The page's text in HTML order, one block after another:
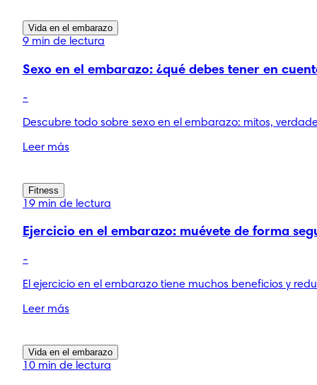
Vida en el embarazo
9 min de lectura
Sexo en el embarazo: ¿qué debes tener en
-
Descubre todo sobre sexo en el embarazo: mitos,
Leer más
Fitness
19 min de lectura
Ejercicio en el embarazo: muévete de forma
-
El ejercicio en el embarazo tiene muchos beneficios y
Leer más
Vida en el embarazo
10 min de lectura